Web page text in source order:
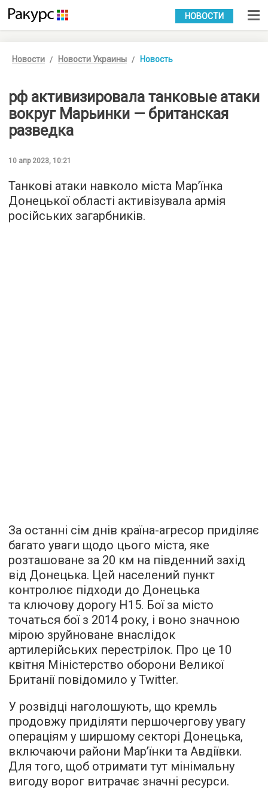
УКР РУС
НОВОСТИ
Новости Новости Украины Новость
рф активизировала танковые атаки
вокруг Марьинки — британская
разведка
10 апр 2023, 10:21
Танкові атаки навколо міста Мар’їнка
Донецької області активізувала армія
російських загарбників.
За останні сім днів країна-агресор приділяє
багато уваги щодо цього міста, яке
розташоване за 20 км на південний захід
від Донецька. Цей населений пункт
контролює підходи до Донецька
та ключову дорогу H15. Бої за місто
точаться бої з 2014 року, і воно значною
мірою зруйноване внаслідок
артилерійських перестрілок. Про це 10
квітня Міністерство оборони Великої
Британії повідомило у Twitter.
У розвідці наголошують, що кремль
продовжу приділяти першочергову увагу
операціям у ширшому секторі Донецька,
включаючи райони Мар’їнки та Авдіївки.
Для того, щоб отримати тут мінімальну
вигоду ворог витрачає значні ресурси.